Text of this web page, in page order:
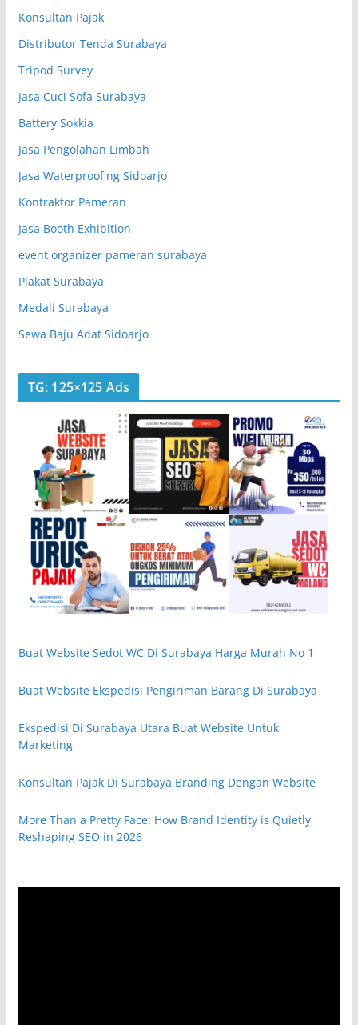
Konsultan Pajak
Distributor Tenda Surabaya
Tripod Survey
Jasa Cuci Sofa Surabaya
Battery Sokkia
Jasa Pengolahan Limbah
Jasa Waterproofing Sidoarjo
Kontraktor Pameran
Jasa Booth Exhibition
event organizer pameran surabaya
Plakat Surabaya
Medali Surabaya
Sewa Baju Adat Sidoarjo
TG: 125×125 Ads
Buat Website Sedot WC Di Surabaya Harga Murah No 1
Buat Website Ekspedisi Pengiriman Barang Di Surabaya
Ekspedisi Di Surabaya Utara Buat Website Untuk
Marketing
Konsultan Pajak Di Surabaya Branding Dengan Website
More Than a Pretty Face: How Brand Identity is Quietly
Reshaping SEO in 2026